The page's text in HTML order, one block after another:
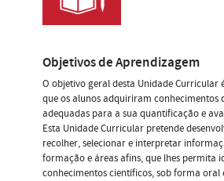
Objetivos de Aprendizagem
O objetivo geral desta Unidade
que os alunos adquiriram conhecimentos
adequadas para a sua quantificação e
Esta Unidade Curricular pretende
recolher, selecionar e interpretar
formação e áreas afins, que lhes permita
conhecimentos científicos, sob forma oral